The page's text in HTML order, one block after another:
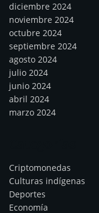
diciembre 2024
noviembre 2024
octubre 2024
septiembre 2024
agosto 2024
julio 2024
junio 2024
abril 2024
marzo 2024
Criptomonedas
Culturas indígenas
Deportes
Economía